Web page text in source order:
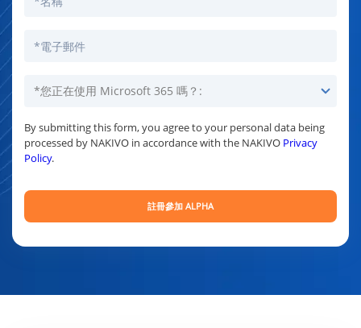
By submitting this form, you agree to your personal data being
processed by NAKIVO in accordance with the NAKIVO Privacy
Policy.